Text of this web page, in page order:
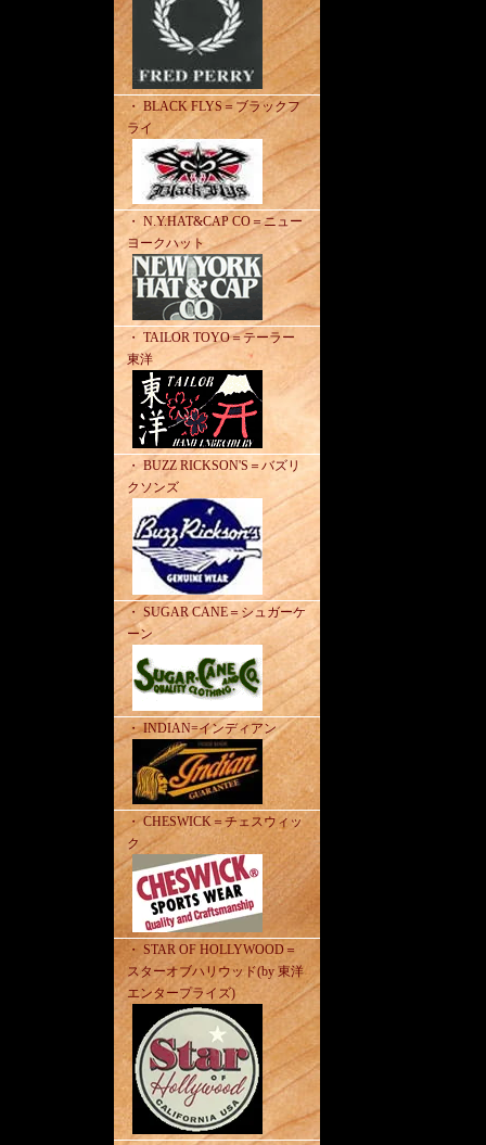
・ BLACK FLYS＝ブラックフ
ライ
・ N.Y.HAT&CAP CO＝ニュー
ヨークハット
・ TAILOR TOYO＝テーラー
東洋
・ BUZZ RICKSON'S＝バズリ
クソンズ
・ SUGAR CANE＝シュガーケ
ーン
・ INDIAN=インディアン
・ CHESWICK＝チェスウィッ
ク
・ STAR OF HOLLYWOOD＝
スターオブハリウッド(by 東洋
エンタープライズ)